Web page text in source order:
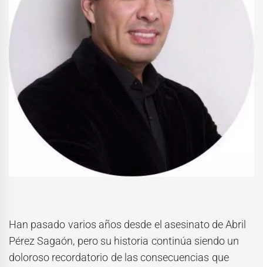
Han pasado varios años desde el asesinato de Abril
Pérez Sagaón, pero su historia continúa siendo un
doloroso recordatorio de las consecuencias que